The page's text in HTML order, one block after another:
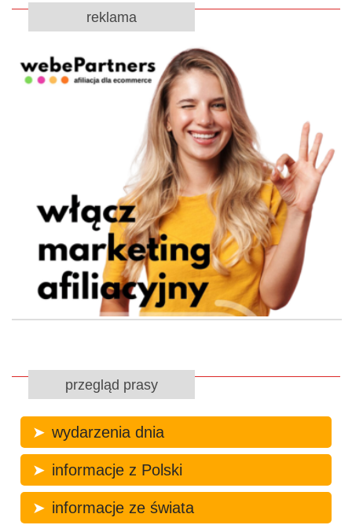
reklama
przegląd prasy
wydarzenia dnia
informacje z Polski
informacje ze świata